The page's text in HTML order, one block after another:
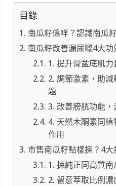
目錄
南瓜籽係咩？認識南瓜
南瓜籽改善漏尿嘅4大功
1. 提升骨盆底肌
2. 調節激素，助
題
3. 改善膀胱功能
4. 天然木酮素同
作用
市售南瓜籽點樣揀？4大
1. 揀純正同高質
2. 留意萃取比例濃